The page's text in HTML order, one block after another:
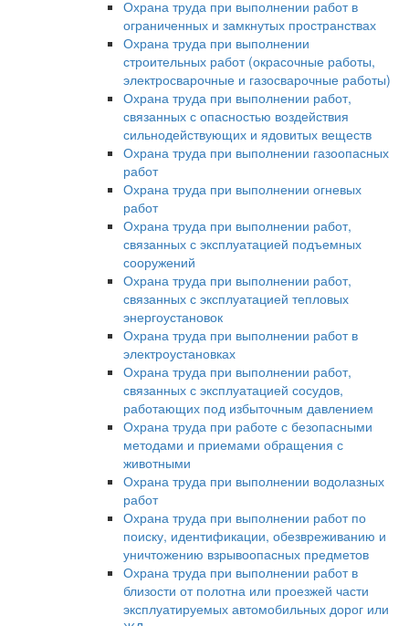
Охрана труда при выполнении работ в
ограниченных и замкнутых пространствах
Охрана труда при выполнении
строительных работ (окрасочные работы,
электросварочные и газосварочные работы)
Охрана труда при выполнении работ,
связанных с опасностью воздействия
сильнодействующих и ядовитых веществ
Охрана труда при выполнении газоопасных
работ
Охрана труда при выполнении огневых
работ
Охрана труда при выполнении работ,
связанных с эксплуатацией подъемных
сооружений
Охрана труда при выполнении работ,
связанных с эксплуатацией тепловых
энергоустановок
Охрана труда при выполнении работ в
электроустановках
Охрана труда при выполнении работ,
связанных с эксплуатацией сосудов,
работающих под избыточным давлением
Охрана труда при работе с безопасными
методами и приемами обращения с
животными
Охрана труда при выполнении водолазных
работ
Охрана труда при выполнении работ по
поиску, идентификации, обезвреживанию и
уничтожению взрывоопасных предметов
Охрана труда при выполнении работ в
близости от полотна или проезжей части
эксплуатируемых автомобильных дорог или